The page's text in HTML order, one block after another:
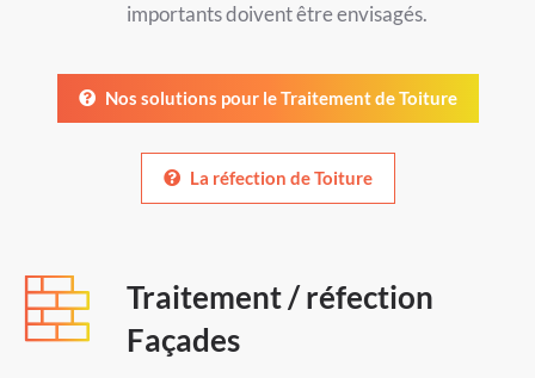
importants doivent être envisagés.
Nos solutions pour le Traitement de Toiture
La réfection de Toiture
Traitement / réfection
Façades